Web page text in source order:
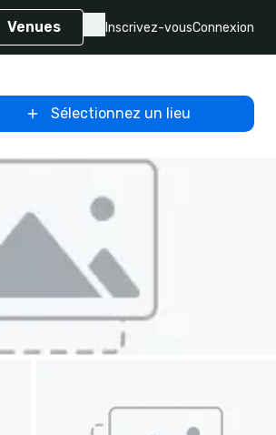
Venues Inscrivez-vousConnexion
Sélectionnez un lieu